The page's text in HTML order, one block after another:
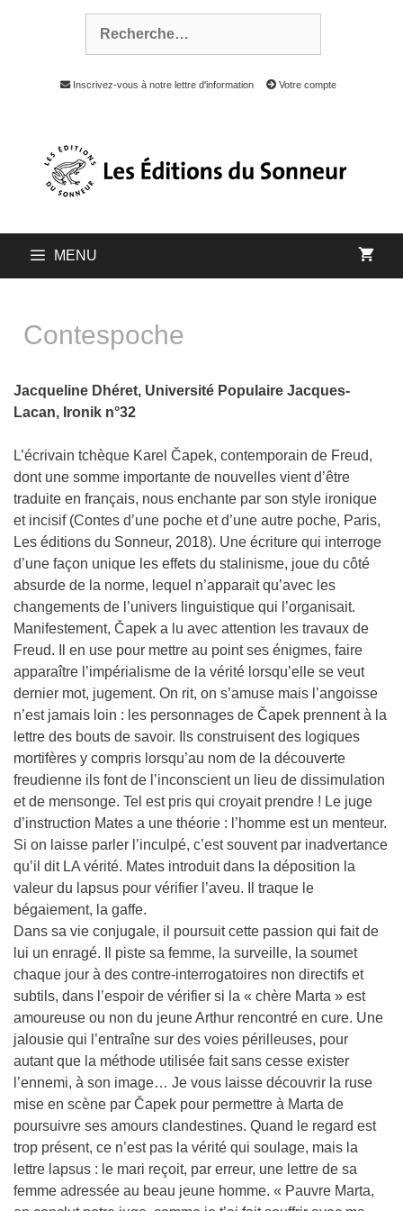
Inscrivez-vous à notre lettre d'information Votre compte
MENU
Contespoche
Jacqueline Dhéret, Université Populaire Jacques-
Lacan, Ironik n°32
L’écrivain tchèque Karel Čapek, contemporain de Freud,
dont une somme importante de nouvelles vient d’être
traduite en français, nous enchante par son style ironique
et incisif (Contes d’une poche et d’une autre poche, Paris,
Les éditions du Sonneur, 2018). Une écriture qui interroge
d’une façon unique les effets du stalinisme, joue du côté
absurde de la norme, lequel n’apparait qu’avec les
changements de l’univers linguistique qui l’organisait.
Manifestement, Čapek a lu avec attention les travaux de
Freud. Il en use pour mettre au point ses énigmes, faire
apparaître l’impérialisme de la vérité lorsqu’elle se veut
dernier mot, jugement. On rit, on s’amuse mais l’angoisse
n’est jamais loin : les personnages de Čapek prennent à la
lettre des bouts de savoir. Ils construisent des logiques
mortifères y compris lorsqu’au nom de la découverte
freudienne ils font de l’inconscient un lieu de dissimulation
et de mensonge. Tel est pris qui croyait prendre ! Le juge
d’instruction Mates a une théorie : l’homme est un menteur.
Si on laisse parler l’inculpé, c’est souvent par inadvertance
qu’il dit LA vérité. Mates introduit dans la déposition la
valeur du lapsus pour vérifier l’aveu. Il traque le
bégaiement, la gaffe.
Dans sa vie conjugale, il poursuit cette passion qui fait de
lui un enragé. Il piste sa femme, la surveille, la soumet
chaque jour à des contre-interrogatoires non directifs et
subtils, dans l’espoir de vérifier si la « chère Marta » est
amoureuse ou non du jeune Arthur rencontré en cure. Une
jalousie qui l’entraîne sur des voies périlleuses, pour
autant que la méthode utilisée fait sans cesse exister
l’ennemi, à son image… Je vous laisse découvrir la ruse
mise en scène par Čapek pour permettre à Marta de
poursuivre ses amours clandestines. Quand le regard est
trop présent, ce n’est pas la vérité qui soulage, mais la
lettre lapsus : le mari reçoit, par erreur, une lettre de sa
femme adressée au beau jeune homme. « Pauvre Marta,